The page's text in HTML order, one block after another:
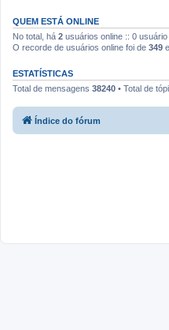
QUEM ESTÁ ONLINE
No total, há 2 usuários online :: 0
O recorde de usuários online foi de 349
ESTATÍSTICAS
Total de mensagens 38240 • Total de
Índice do fórum